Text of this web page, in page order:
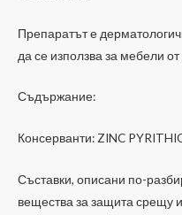
Препаратът е
да се използва за мебели
Съдържание:
Консерванти: ZINC
Съставки, описани по-
вещества за защита срещу